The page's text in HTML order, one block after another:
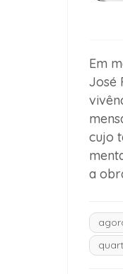
Em
José
cujo
a